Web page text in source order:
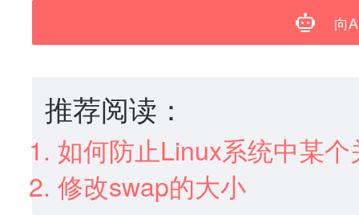
向
推荐阅读：
如何防止Linux系统中某
修改swap的大小